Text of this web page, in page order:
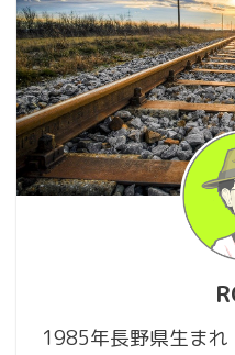
1985年長野県生ま